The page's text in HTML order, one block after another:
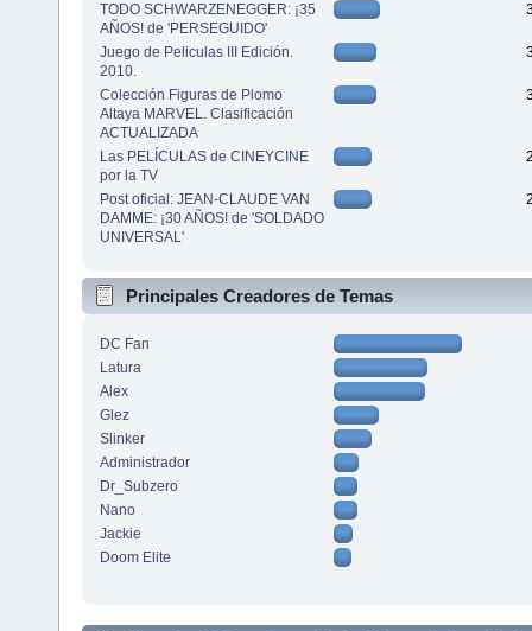
TODO SCHWARZENEGGER: ¡35
AÑOS! de 'PERSEGUIDO'
Juego de Peliculas III Edición.
2010.
Colección Figuras de Plomo
Altaya MARVEL. Clasificación
ACTUALIZADA
Las PELÍCULAS de CINEYCINE
por la TV
Post oficial: JEAN-CLAUDE VAN
DAMME: ¡30 AÑOS! de 'SOLDADO
UNIVERSAL'
Principales Creadores de Temas
DC Fan
Latura
Alex
Glez
Slinker
Administrador
Dr_Subzero
Nano
Jackie
Doom Elite